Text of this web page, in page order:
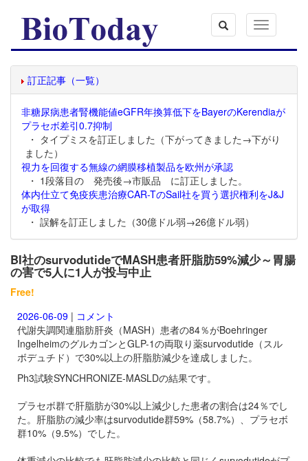
Toggle
navigation
訂正記事（一覧）
非糖尿病患者腎機能値eGFR年換算低下をBayerのKerendiaが
プラセボ差引0.7抑制
・ タイプミスを訂正しました（下がってきました→下がり
ました）
視力を回復する無線の網膜移植製品を欧州が承認
・ 1段落目の 発売後→市販品 に訂正しました。
体内仕立て免疫疾患治療CAR-TのSail社を買う選択権利をJ&J
が取得
・ 誤解を訂正しました（30億ドル弱→26億ドル弱）
BI社のsurvodutideでMASH患者肝脂肪59%減少～胃腸
の害で5人に1人が投与中止
Free!
2026-06-09 | コメント
代謝失調関連脂肪肝炎（MASH）患者の84％がBoehringer
IngelheimのグルカゴンとGLP-1の両取り薬survodutide（スル
ボデュチド）で30%以上の肝脂肪減少を達成しました。
Ph3試験SYNCHRONIZE-MASLDの結果です。
プラセボ群で肝脂肪が30%以上減少した患者の割合は24％でし
た。肝脂肪の減少率はsurvodutide群59%（58.7%）、プラセボ
群10%（9.5%）でした。